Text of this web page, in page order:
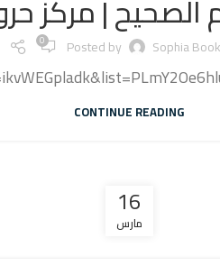
| مركز حروف
Posted by Sophia
0
CONTINUE READING
16
مارس